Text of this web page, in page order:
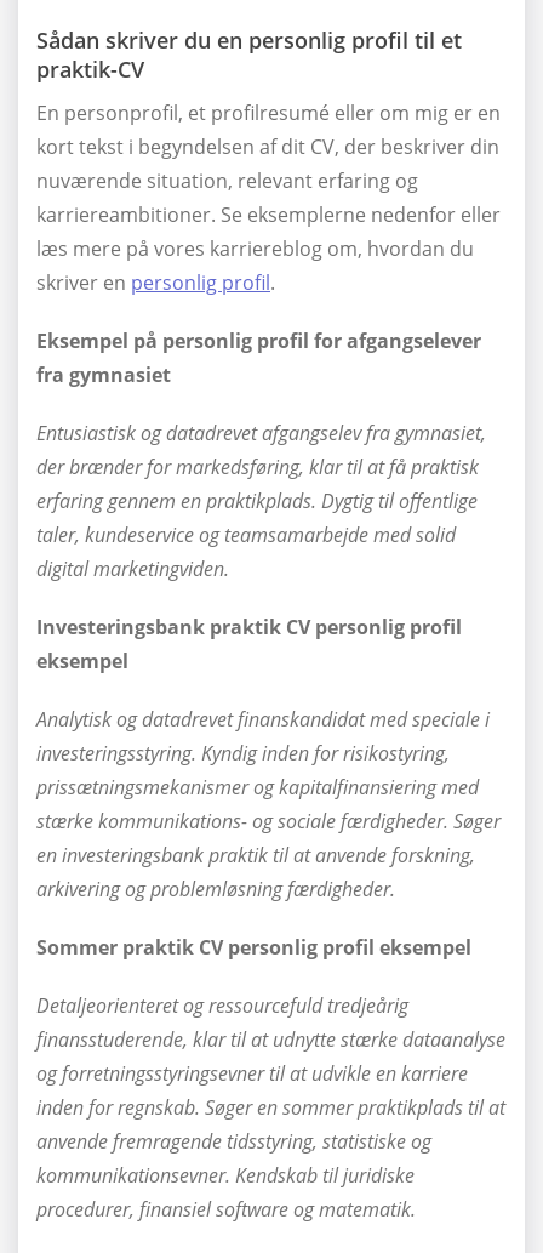
Sådan skriver du en personlig profil til et
praktik-CV
En personprofil, et profilresumé eller om mig er en
kort tekst i begyndelsen af dit CV, der beskriver din
nuværende situation, relevant erfaring og
karriereambitioner. Se eksemplerne nedenfor eller
læs mere på vores karriereblog om, hvordan du
skriver en personlig profil.
Eksempel på personlig profil for afgangselever
fra gymnasiet
Entusiastisk og datadrevet afgangselev fra gymnasiet,
der brænder for markedsføring, klar til at få praktisk
erfaring gennem en praktikplads. Dygtig til offentlige
taler, kundeservice og teamsamarbejde med solid
digital marketingviden.
Investeringsbank praktik CV personlig profil
eksempel
Analytisk og datadrevet finanskandidat med speciale i
investeringsstyring. Kyndig inden for risikostyring,
prissætningsmekanismer og kapitalfinansiering med
stærke kommunikations- og sociale færdigheder. Søger
en investeringsbank praktik til at anvende forskning,
arkivering og problemløsning færdigheder.
Sommer praktik CV personlig profil eksempel
Detaljeorienteret og ressourcefuld tredjeårig
finansstuderende, klar til at udnytte stærke dataanalyse
og forretningsstyringsevner til at udvikle en karriere
inden for regnskab. Søger en sommer praktikplads til at
anvende fremragende tidsstyring, statistiske og
kommunikationsevner. Kendskab til juridiske
procedurer, finansiel software og matematik.